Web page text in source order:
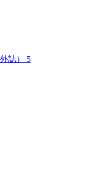
誌） 5